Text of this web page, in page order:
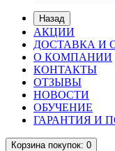
Назад
АКЦИИ
ДОСТАВКА И
О КОМПАНИИ
КОНТАКТЫ
ОТЗЫВЫ
НОВОСТИ
ОБУЧЕНИЕ
ГАРАНТИЯ И
Корзинапокупок: 0